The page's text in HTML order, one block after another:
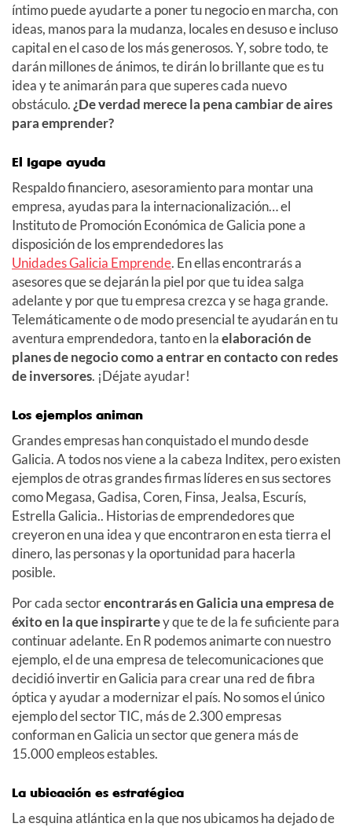
íntimo puede ayudarte a poner tu negocio en marcha, con
ideas, manos para la mudanza, locales en desuso e incluso
capital en el caso de los más generosos. Y, sobre todo, te
darán millones de ánimos, te dirán lo brillante que es tu
idea y te animarán para que superes cada nuevo
obstáculo. ¿De verdad merece la pena cambiar de aires
para emprender?
El Igape ayuda
Respaldo financiero, asesoramiento para montar una
empresa, ayudas para la internacionalización… el
Instituto de Promoción Económica de Galicia pone a
disposición de los emprendedores las
Unidades Galicia Emprende. En ellas encontrarás a
asesores que se dejarán la piel por que tu idea salga
adelante y por que tu empresa crezca y se haga grande.
Telemáticamente o de modo presencial te ayudarán en tu
aventura emprendedora, tanto en laelaboración de
planes de negocio como a entrar en contacto con redes
de inversores. ¡Déjate ayudar!
Los ejemplos animan
Grandes empresas han conquistado el mundo desde
Galicia. A todos nos viene a la cabeza Inditex, pero existen
ejemplos de otras grandes firmas líderes en sus sectores
como Megasa, Gadisa, Coren, Finsa, Jealsa, Escurís,
Estrella Galicia.. Historias de emprendedores que
creyeron en una idea y que encontraron en esta tierra el
dinero, las personas y la oportunidad para hacerla
posible.
Por cada sectorencontrarás en Galicia una empresa de
éxito en la que inspirartey que te de la fe suficiente para
continuar adelante. En R podemos animarte con nuestro
ejemplo, el de una empresa de telecomunicaciones que
decidió invertir en Galicia para crear una red de fibra
óptica y ayudar a modernizar el país. No somos el único
ejemplo del sector TIC, más de 2.300 empresas
conforman en Galicia un sector que genera más de
15.000 empleos estables.
La ubicación es estratégica
La esquina atlántica en la que nos ubicamos ha dejado de